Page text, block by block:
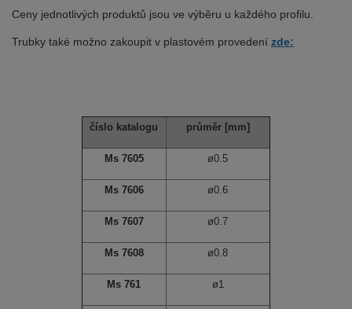
Ceny jednotlivých produktů jsou ve výběru u každého profilu.
Trubky také možno zakoupit v plastovém provedení zde:
číslo katalogu průměr [mm]
Ms 7605 ø0.5
Ms 7606 ø0.6
Ms 7607 ø0.7
Ms 7608 ø0.8
Ms 761 ø1